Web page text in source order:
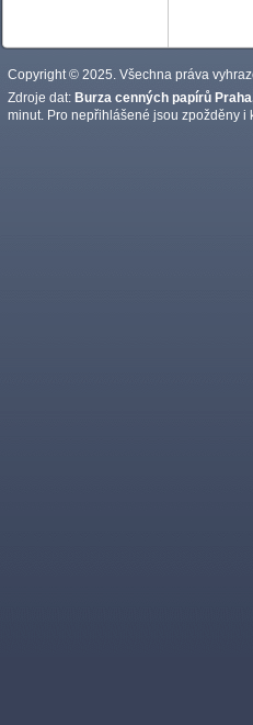
Copyright © 2025. Všechna práva
Zdroje dat: Burza cenných papírů
minut. Pro nepřihlášené jsou zpožděny i